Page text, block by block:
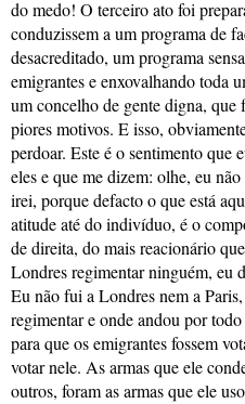
do medo! O terceiro ato foi
conduzissem a um programa de
desacreditado, um programa
emigrantes e enxovalhando toda
um concelho de gente digna,
piores motivos. E isso,
perdoar. Este é o sentimento que
eles e que me dizem: olhe, eu
irei, porque defacto o que está
atitude até do indivíduo, é o
de direita, do mais reacionário
Londres regimentar ninguém, eu
Eu não fui a Londres nem a
regimentar e onde andou por
para que os emigrantes fossem
votar nele. As armas que ele
outros, foram as armas que ele